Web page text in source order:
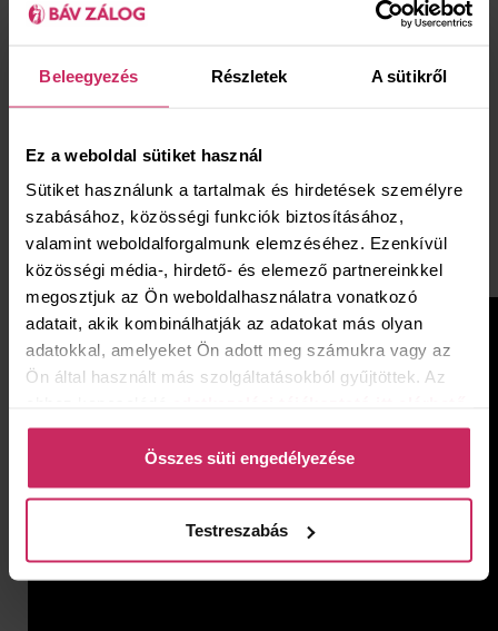
Beleegyezés Részletek A sütikről
Ez a weboldal sütiket használ
Sütiket használunk a tartalmak és hirdetések személyre
szabásához, közösségi funkciók biztosításához,
valamint weboldalforgalmunk elemzéséhez. Ezenkívül
közösségi média-, hirdető- és elemező partnereinkkel
megosztjuk az Ön weboldalhasználatra vonatkozó
adatait, akik kombinálhatják az adatokat más olyan
adatokkal, amelyeket Ön adott meg számukra vagy az
Ön által használt más szolgáltatásokból gyűjtöttek. Az
Összes süti engedélyezése
Testreszabás
tárlaton az alapítóokirat is megtekinthető, rajta az
már szereplő kalapács, melynek elefántcsontból készült
fején egy aukciós jelenet látható.
A kiállítás egészen 2023. november 26-ig megtekinthető.
AZ ESEMÉNY RÉSZLETEI